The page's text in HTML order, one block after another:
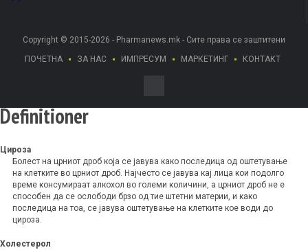
Copyright © 2015-2026 - Pharmanews.mk - Сите права се заштитени
ПОЧЕТНА
ЗА НАС ИМПРЕСУМ МАРКЕТИНГ КОНТАКТ
Definitioner
Цироза
Болест на црниот дроб која се јавува како последица од оштетување
на клетките во црниот дроб. Најчесто се јавува кај лица кои подолго
време консумираат алкохол во големи количини, а црниот дроб не е
способен да се ослободи брзо од тие штетни материи, и како
последица на тоа, се јавува оштетување на клетките кое води до
цироза.
Холестерол